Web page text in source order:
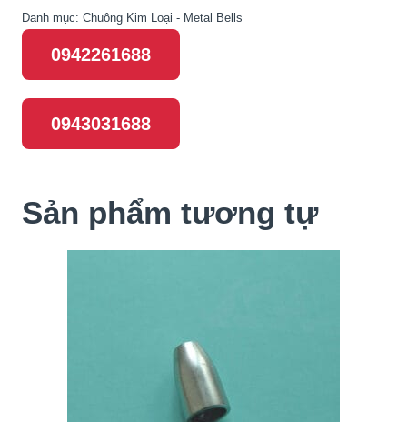
Danh mục: Chuông Kim Loại - Metal Bells
0942261688
0943031688
Sản phẩm tương tự